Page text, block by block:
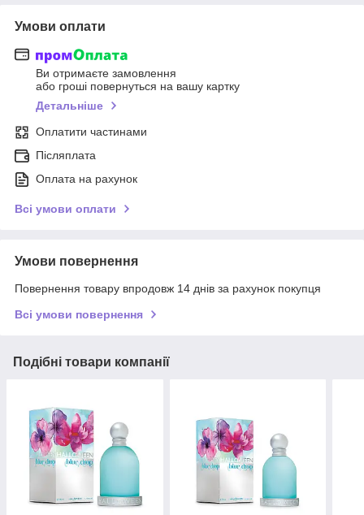
Умови оплати
Ви отримаєте замовлення
або гроші повернуться на вашу картку
Детальніше
Оплатити частинами
Післяплата
Оплата на рахунок
Всі умови оплати
Умови повернення
Повернення товару впродовж 14 днів за рахунок покупця
Всі умови повернення
Подібні товари компанії